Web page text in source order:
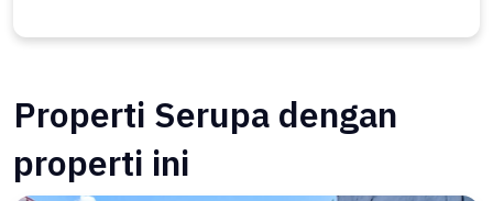
Properti Serupa dengan
properti ini